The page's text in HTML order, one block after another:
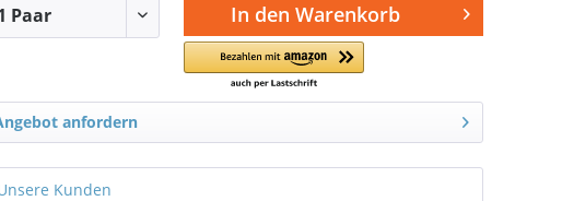
In den Warenkorb
anfordern
Kunden